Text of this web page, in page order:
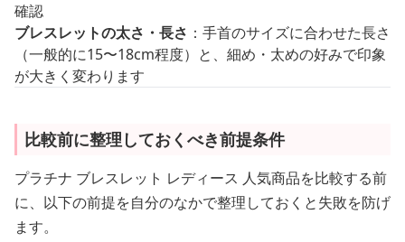
確認
ブレスレットの太さ・長さ ：手首のサイズに合わせた長さ
（一般的に15〜18cm程度）と、細め・太めの好みで印象
が大きく変わります
比較前に整理しておくべき前提条件
プラチナ ブレスレット レディース 人気商品を比較する前
に、以下の前提を自分のなかで整理しておくと失敗を防げ
ます。